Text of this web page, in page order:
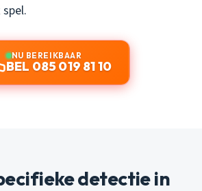
NU BEREIKBAAR
BEL 085 019 81 10
detectie in